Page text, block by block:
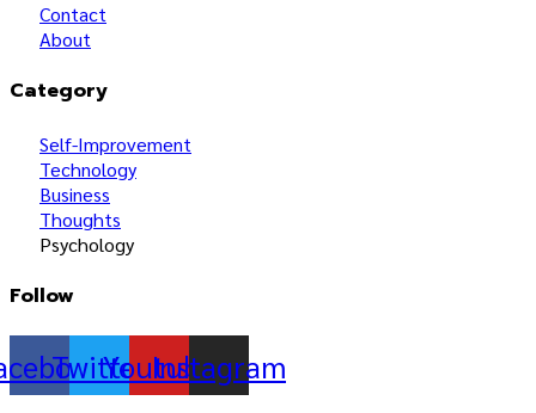
Contact
About
Category
Self-Improvement
Technology
Business
Thoughts
Psychology
Follow
TwitterYoutube
Instagram